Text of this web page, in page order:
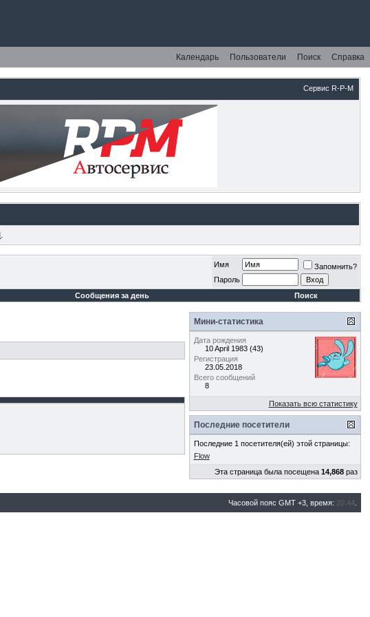
Календарь Пользователи Поиск Справка
Сервис R-P-M
.
Имя
Запомнить?
Пароль
Сообщения за день Поиск
Мини-статистика
Дата рождения
10 April 1983 (43)
Регистрация
23.05.2018
Всего сообщений
8
Показать всю статистику
Последние посетители
Последние 1 посетителя(ей) этой страницы:
Flow
Эта страница была посещена 14,868раз
Часовой пояс GMT +3, время: 20:44.